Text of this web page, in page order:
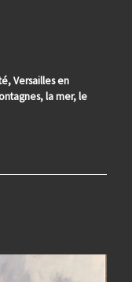
Versailles en
la mer, le